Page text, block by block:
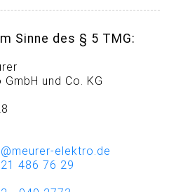
Sinne des § 5 TMG:
und Co. KG
elektro.de
486 76 29